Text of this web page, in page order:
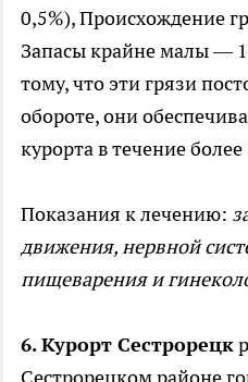
0,5%), Происхождение
Запасы крайне малы —
тому, что эти грязи
обороте, они
курорта в течение более
Показания к лечению:
движения, нервной
пищеварения и
6. Курорт Сестрорецк